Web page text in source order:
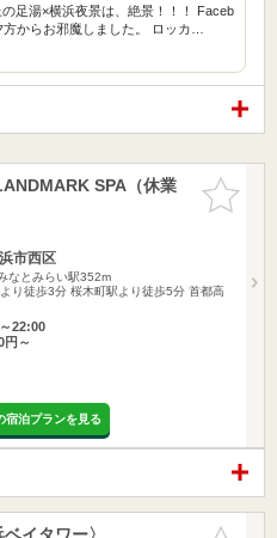
足湯×横浜夜景は、絶景！！！ Faceb
からお邪魔しました。 ロッカ…
お気に入
りに追加
SPA（休業
市西区
なとみらい駅352m
り徒歩3分 桜木町駅より徒歩5分 首都高
22:00
円～
宿泊プランを見る
お気に入
イタワー〉